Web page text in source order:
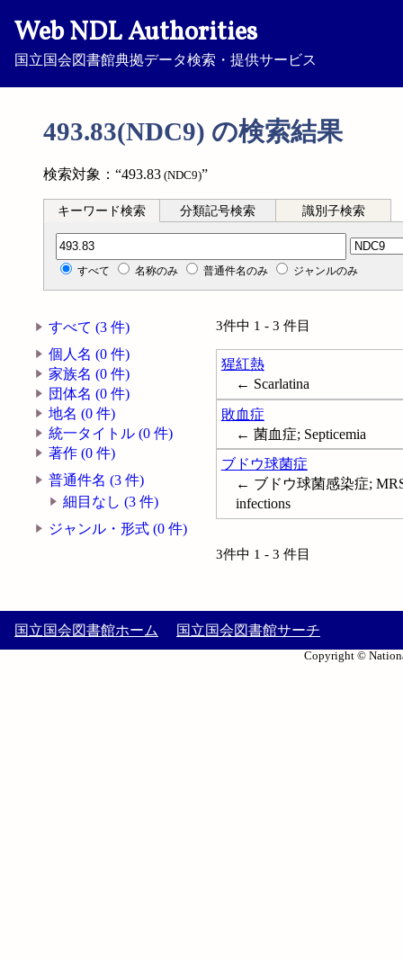
Web NDL Authorities
国立国会図書館典拠データ検索・提供サービス
493.83(NDC9) の検索結果
検索対象：“493.83 (NDC9)”
キーワード検索 分類記号検索 識別子検索
分類記号検索
すべて 名称のみ 普通件名のみ ジャンルのみ
すべて (3 件)
個人名 (0 件)
家族名 (0 件)
団体名 (0 件)
地名 (0 件)
統一タイトル (0 件)
著作 (0 件)
普通件名 (3 件)
細目なし (3 件)
ジャンル・形式 (0 件)
3件中 1 - 3 件目
猩紅熱
← Scarlatina
敗血症
← 菌血症; Septicemia
ブドウ球菌症
← ブドウ球菌感染症;
infections
3件中 1 - 3 件目
国立国会図書館ホーム 国立国会図書館サーチ
Copyright ©